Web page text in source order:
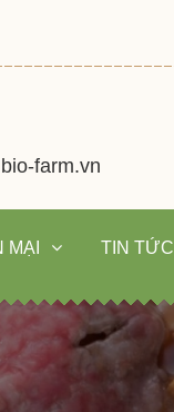
farm.vn
MẠI TIN TỨC